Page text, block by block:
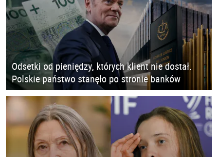
Odsetki od pieniędzy, których klient nie dostał.
Polskie państwo stanęło po stronie banków